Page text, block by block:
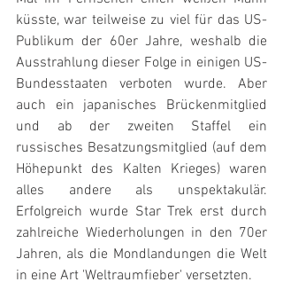
küsste, war teilweise zu viel für das US-
Publikum der 60er Jahre, weshalb die
Ausstrahlung dieser Folge in einigen US-
Bundesstaaten verboten wurde. Aber
auch ein japanisches Brückenmitglied
und ab der zweiten Staffel ein
russisches Besatzungsmitglied (auf dem
Höhepunkt des Kalten Krieges) waren
alles andere als unspektakulär.
Erfolgreich wurde Star Trek erst durch
zahlreiche Wiederholungen in den 70er
Jahren, als die Mondlandungen die Welt
in eine Art 'Weltraumfieber' versetzten.